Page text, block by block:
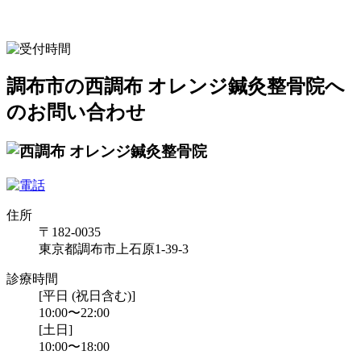
調布市の西調布 オレンジ鍼灸整骨院へ
のお問い合わせ
住所
〒182-0035
東京都調布市上石原1-39-3
診療時間
[平日 (祝日含む)]
10:00〜22:00
[土日]
10:00〜18:00